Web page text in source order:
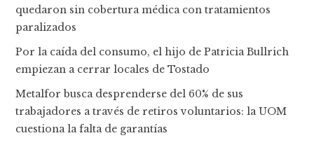
quedaron sin cobertura médica con tratamientos
paralizados
Por la caída del consumo, el hijo de Patricia Bullrich
empiezan a cerrar locales de Tostado
Metalfor busca desprenderse del 60% de sus
trabajadores a través de retiros voluntarios: la UOM
cuestiona la falta de garantías